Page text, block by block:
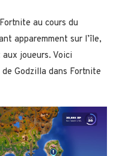
au cours du
apparemment sur l’île,
joueurs. Voici
Godzilla dans Fortnite